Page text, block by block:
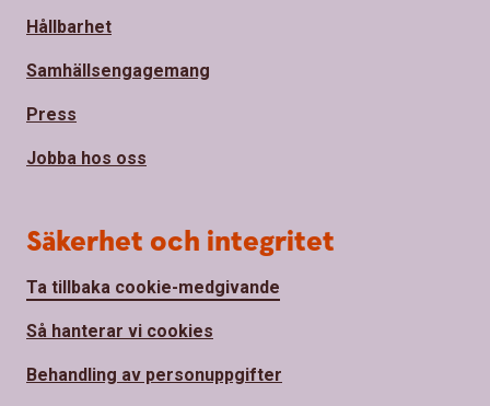
Hållbarhet
Samhällsengagemang
Press
Jobba hos oss
Säkerhet och integritet
Ta tillbaka cookie-medgivande
Så hanterar vi cookies
Behandling av personuppgifter